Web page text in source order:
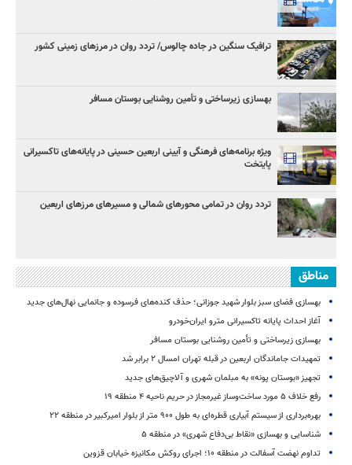
ترافیک سنگین در جاده چالوس/ تردد روان در مرزهای زمینی کشور
بهسازی زیرساختی و تأمین روشنایی بوستان مسافر
ویژه برنامه‌های فرهنگی و آیینی اربعین حسینی در پایانه‌های تاکسیرانی
پایتخت
تردد روان در تمامی محورهای شمالی و مسیرهای مرزهای اربعین
مناطق
بهسازی فضای سبز بلوار شهید جوزانی؛ حذف کنده‌های فرسوده و جانمایی نهال‌های جدید
آغاز احداث پایانه تاکسیرانی مترو ایران‌خودرو
بهسازی زیرساختی و تأمین روشنایی بوستان مسافر
تمهیدات جاماندگان اربعین در قبله تهران امسال ۲ برابر شد
تجهیز «بوستان پونه» به مبلمان شهری و آلاچیق‌های جدید
رفع خلاف ۵ مورد ساخت‌وساز غیرمجاز در حریم ناحیه ۴ منطقه ۱۹
بهره‌برداری از سیستم آبیاری قطره‌ای به طول ۹۰۰ متر از بلوار امیرکبیر در منطقه ۲۲
شناسایی و بهسازی «نقاط بی‌دفاع شهری» در منطقه ۵
تداوم نهضت آسفالت در منطقه ۱۰؛ اجرای روکش مکانیزه خیابان قزوین